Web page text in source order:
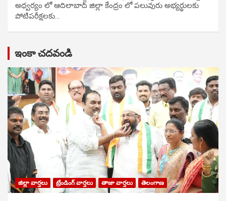
అధ్వర్యం లో ఆదిలాబాద్ జిల్లా కేంద్రం లో పలువురు అభ్యర్థులకు
పోటిప‌రీక్ష‌ల‌కు…
ఇంకా చదవండి
జిల్లా వార్తలు ట్రేండింగ్ వార్తలు తాజా వార్తలు తెలంగాణ